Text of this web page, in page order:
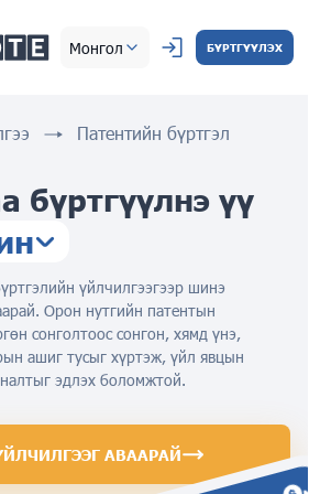
Монгол БҮРТГҮҮЛЭХ
Патентийн бүртгэл
бүртгүүлнэ үү
үйлчилгээгээр шинэ
Орон нутгийн патентын
сонголтоос сонгон, хямд үнэ,
ашиг тусыг хүртэж, үйл явцын
эдлэх боломжтой.
АВААРАЙ